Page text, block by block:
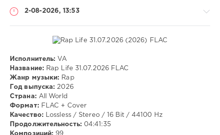
2-08-2026, 13:53
Музыка
VANGOG19
Исполнитель: VA
Название: Rap Life 31.07.2026 FLAC
Жанр музыки:
Rap
Год выпуска: 2026
Страна: All World
Формат: FLAC + Cover
Качество: Lossless / Stereo / 16 Bit / 44100 Hz
Продолжительность: 04:41:35
Композиций: 99